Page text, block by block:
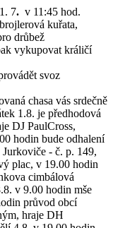
7. v 11:45 hod.
kuřata,
drůbež
vykupovat králičí
svoz
chasa vás srdečně
1.8. je předhodová
DJ PaulCross,
hodin bude odhalení
- č. p. 149,
plac, v 19.00 hodin
cimbálová
v 9.00 hodin mše
průvod obcí
hraje DH